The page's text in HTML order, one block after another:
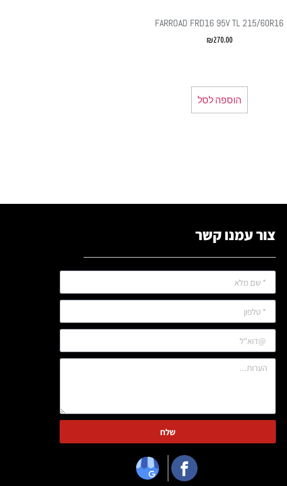
FARROAD FRD16 95V TL 215/60R16
₪270.00
הוספה לסל
צור עמנו קשר
שלח